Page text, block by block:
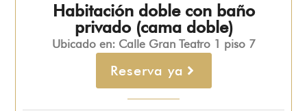
Habitación doble con baño
privado (cama doble)
Ubicado en: Calle Gran Teatro 1 piso 7
Reserva ya